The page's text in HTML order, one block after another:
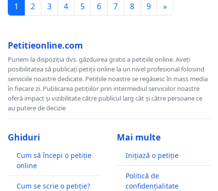
1 2 3 4 5 6 7 8 9 »
Petitieonline.com
Punem la dispoziția dvs. găzduirea gratis a petițiile online. Aveți
posibilitatea să publicați petiții online la un nivel profesional folosind
serviciile noastre dedicate. Petițiile noastre se regăsesc în mass media
în fiecare zi. Publicarea petițiilor prin intermediul serviciilor noastre
oferă impact și vizibilitate către publicul larg cât și către persoane ce
au putere de decizie
Ghiduri
Cum să începi o petiție
online
Cum se scrie o petiție?
Mai multe
Inițiază o petiție
Politică de
confidențialitate